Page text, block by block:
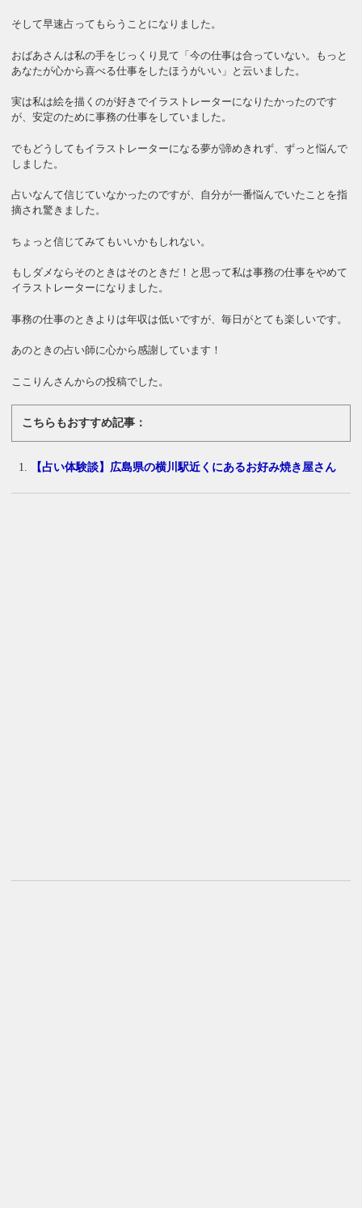
そして早速占ってもらうことになりました。
おばあさんは私の手をじっくり見て「今の仕事は合っていない。もっと
あなたが心から喜べる仕事をしたほうがいい」と云いました。
実は私は絵を描くのが好きでイラストレーターになりたかったのです
が、安定のために事務の仕事をしていました。
でもどうしてもイラストレーターになる夢が諦めきれず、ずっと悩んで
しました。
占いなんて信じていなかったのですが、自分が一番悩んでいたことを指
摘され驚きました。
ちょっと信じてみてもいいかもしれない。
もしダメならそのときはそのときだ！と思って私は事務の仕事をやめて
イラストレーターになりました。
事務の仕事のときよりは年収は低いですが、毎日がとても楽しいです。
あのときの占い師に心から感謝しています！
ここりんさんからの投稿でした。
こちらもおすすめ記事：
【占い体験談】広島県の横川駅近くにあるお好み焼き屋さん